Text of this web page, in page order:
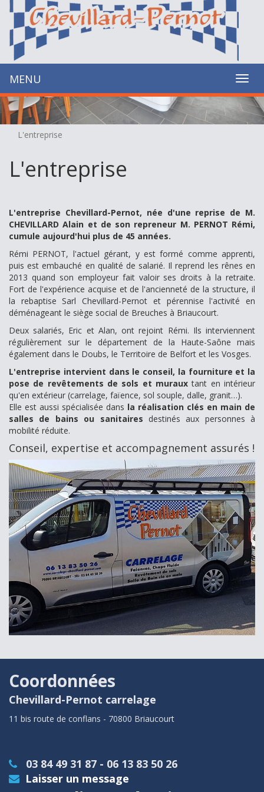
MENU
L'entreprise
L'entreprise
L'entreprise Chevillard-Pernot, née d'une reprise de M.
CHEVILLARD Alain et de son repreneur M. PERNOT Rémi,
cumule aujourd'hui plus de 45 années.
Rémi PERNOT, l'actuel gérant, y est formé comme apprenti,
puis est embauché en qualité de salarié. Il reprend les rênes en
2013 quand son employeur fait valoir ses droits à la retraite.
Fort de l'expérience acquise et de l'ancienneté de la structure, il
la rebaptise Sarl Chevillard-Pernot et pérennise l'activité en
déménageant le siège social de Breuches à Briaucourt.
Deux salariés, Eric et Alan, ont rejoint Rémi. Ils interviennent
régulièrement sur le département de la Haute-Saône mais
également dans le Doubs, le Territoire de Belfort et les Vosges.
L'entreprise intervient dans le conseil, la fourniture et la
pose de revêtements de sols et muraux tant en intérieur
qu'en extérieur (carrelage, faïence, sol souple, dalle, granit…).
Elle est aussi spécialisée dans la réalisation clés en main de
salles de bains ou sanitaires destinés aux personnes à
mobilité réduite.
Conseil, expertise et accompagnement assurés !
Coordonnées
Chevillard-Pernot carrelage
11 bis route de conflans - 70800 Briaucourt
03 84 49 31 87 - 06 13 83 50 26
Laisser un message
Cookies management panel